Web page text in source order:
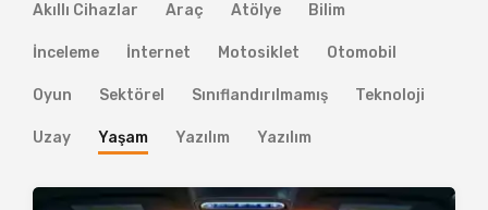
Akıllı Cihazlar Araç Atölye Bilim
İnceleme İnternet Motosiklet Otomobil
Oyun Sektörel Sınıflandırılmamış Teknoloji
Uzay Yaşam Yazılım Yazılım